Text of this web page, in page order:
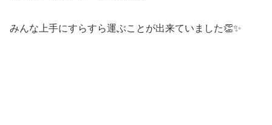
みんな上手にすらすら運ぶことが出来ていました👏✨